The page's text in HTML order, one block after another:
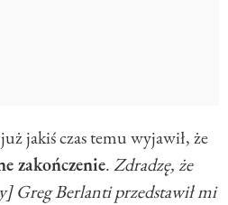
jakiś czas temu wyjawił, że
zakończenie.Zdradzę, że
Greg Berlanti przedstawił mi